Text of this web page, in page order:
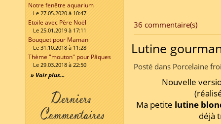
Notre fenêtre aquarium
Le 27.05.2020 à 10:47
Etoile avec Père Noël
Le 25.01.2019 à 17:11
Bouquet pour Maman
Le 31.10.2018 à 11:28
Thème "mouton" pour Pâques
Le 29.03.2018 à 22:50
» Voir plus...
36 commentaire(s)
Lutine
Posté dans Porcelaine
Nouvelle
Ma petite lutine
déjà